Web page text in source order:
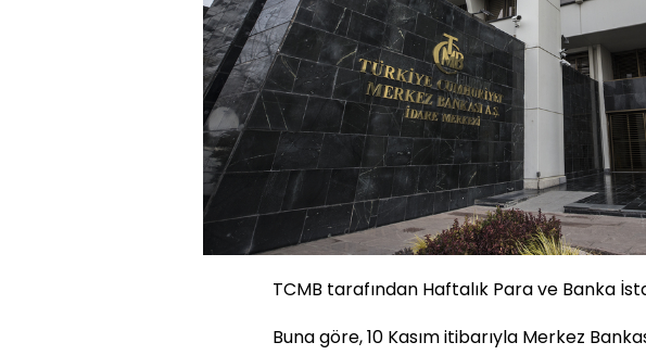
TCMB tarafından Haftalık Para ve Banka
Buna göre, 10 Kasım itibarıyla Merkez